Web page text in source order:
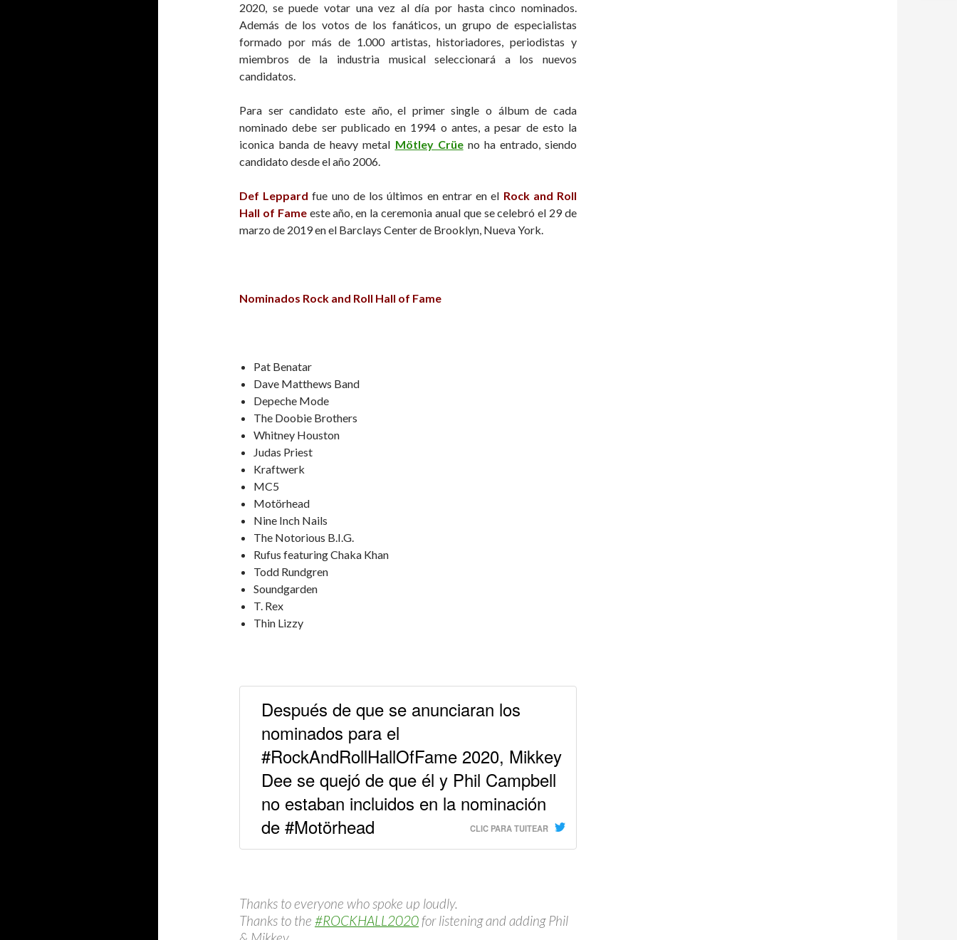
2020, se puede votar una vez al día por hasta cinco nominados.
Además de los votos de los fanáticos, un grupo de especialistas
formado por más de 1.000 artistas, historiadores, periodistas y
miembros de la industria musical seleccionará a los nuevos
candidatos.
Para ser candidato este año, el primer single o álbum de cada
nominado debe ser publicado en 1994 o antes, a pesar de esto la
iconica banda de heavy metal Mötley Crüe no ha entrado, siendo
candidato desde el año 2006.
Def Leppard fue uno de los últimos en entrar en el Rock and Roll
Hall of Fame este año, en la ceremonia anual que se celebró el 29 de
marzo de 2019 en el Barclays Center de Brooklyn, Nueva York.
Nominados Rock and Roll Hall of Fame
Pat Benatar
Dave Matthews Band
Depeche Mode
The Doobie Brothers
Whitney Houston
Judas Priest
Kraftwerk
MC5
Motörhead
Nine Inch Nails
The Notorious B.I.G.
Rufus featuring Chaka Khan
Todd Rundgren
Soundgarden
T. Rex
Thin Lizzy
Después de que se anunciaran los
nominados para el
#RockAndRollHallOfFame 2020, Mikkey
Dee se quejó de que él y Phil Campbell
no estaban incluidos en la nominación
de #Motörhead
CLIC PARA TUITEAR
Thanks to everyone who spoke up loudly.
Thanks to the #ROCKHALL2020for listening and adding Phil